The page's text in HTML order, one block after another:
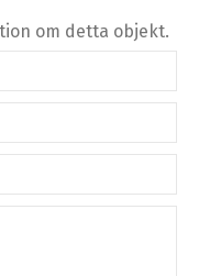
om detta objekt.